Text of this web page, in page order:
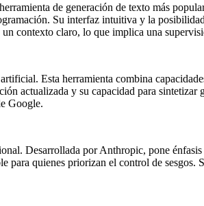
de generación de texto más
Su interfaz intuitiva y la
contexto claro, lo que implica una
Esta herramienta combina
actualizada y su capacidad para
Google.
Desarrollada por Anthropic, pone
quienes priorizan el control de